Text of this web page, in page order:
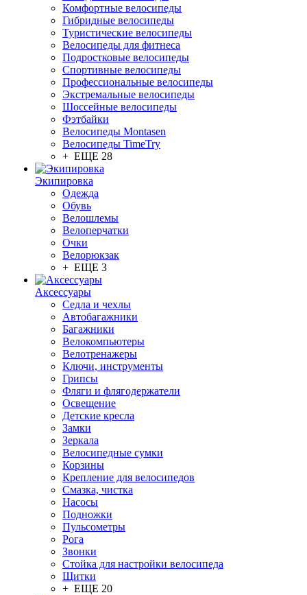
Комфортные велосипеды
Гибридные велосипеды
Туристические велосипеды
Велосипеды для фитнеса
Подростковые велосипеды
Спортивные велосипеды
Профессиональные велосипеды
Экстремальные велосипеды
Шоссейные велосипеды
Фэтбайки
Велосипеды Montasen
Велосипеды TimeTry
+ ЕЩЕ 28
Экипировка
Одежда
Обувь
Велошлемы
Велоперчатки
Очки
Велорюкзак
+ ЕЩЕ 3
Аксессуары
Седла и чехлы
Автобагажники
Багажники
Велокомпьютеры
Велотренажеры
Ключи, инструменты
Грипсы
Фляги и флягодержатели
Освещение
Детские кресла
Замки
Зеркала
Велосипедные сумки
Корзины
Крепление для велосипедов
Смазка, чистка
Насосы
Подножки
Пульсометры
Рога
Звонки
Стойка для настройки велосипеда
Щитки
+ ЕЩЕ 20